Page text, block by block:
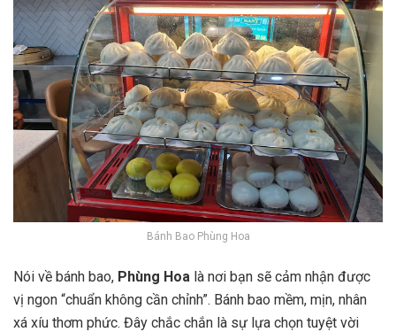
Bánh Bao Phùng Hoa
Nói về bánh bao, Phùng Hoa là nơi bạn sẽ cảm nhận được
vị ngon “chuẩn không cần chỉnh”. Bánh bao mềm, mịn, nhân
xá xíu thơm phức. Đây chắc chắn là sự lựa chọn tuyệt vời